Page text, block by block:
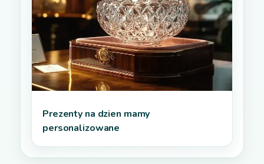
Prezenty na dzien mamy
personalizowane